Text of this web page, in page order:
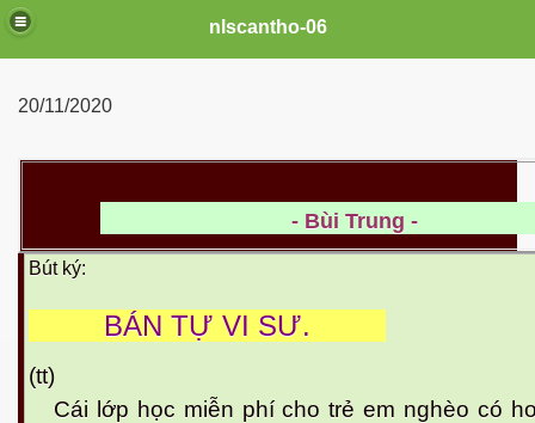
nlscantho-06
20/11/2020
- Bùi Trung -
Bút ký:
BÁN TỰ VI SƯ.
(tt)
Cái lớp học miễn phí cho trẻ em nghèo có
em